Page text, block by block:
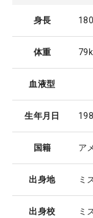
身長
体重
血液型
生年月日
国籍 ア
出身地 ミ
出身校 ミ